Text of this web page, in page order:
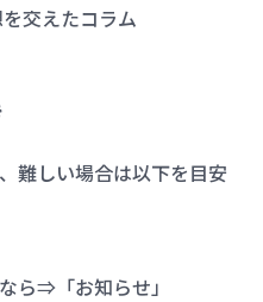
交えたコラム
難しい場合は以下を目安
ら⇒「お知らせ」